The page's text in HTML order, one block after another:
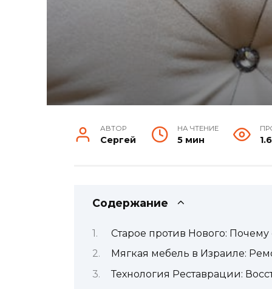
АВТОР
Сергей
НА ЧТЕНИЕ
5 мин
Содержание
Старое против Нового:
Мягкая мебель в Израиле:
Технология Реставрации: